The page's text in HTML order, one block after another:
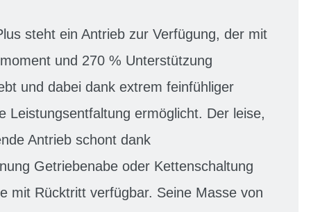
steht ein Antrieb zur Verfügung, der mit
und 270 % Unterstützung
und dabei dank extrem feinfühliger
Leistungsentfaltung ermöglicht. Der leise,
Antrieb schont dank
Getriebenabe oder Kettenschaltung
mit Rücktritt verfügbar. Seine Masse von